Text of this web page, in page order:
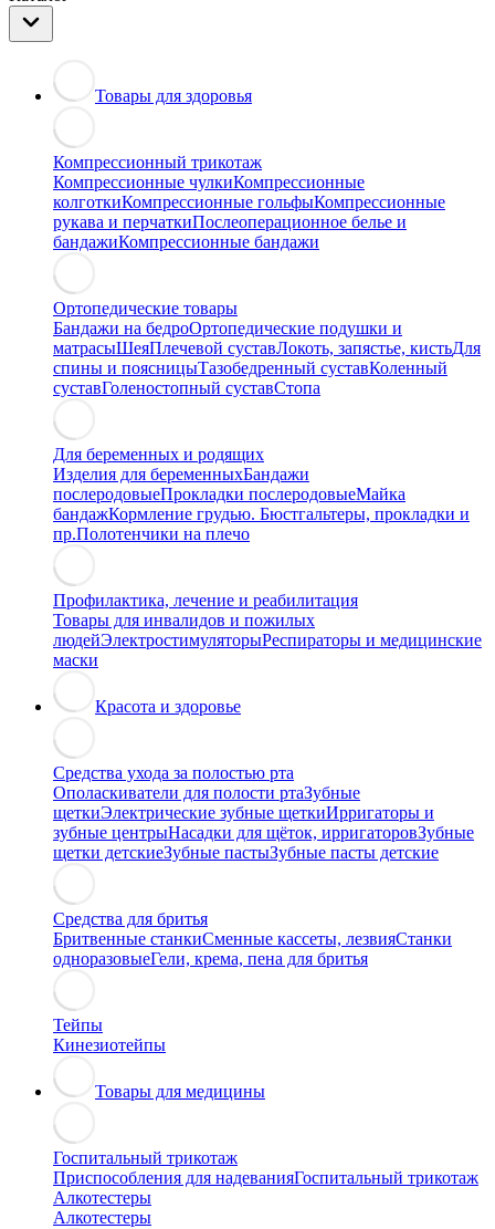
Товары для здоровья
Компрессионный трикотаж
Компрессионные чулкиКомпрессионные
колготкиКомпрессионные гольфыКомпрессионные
рукава и перчаткиПослеоперационное белье и
бандажиКомпрессионные бандажи
Ортопедические товары
Бандажи на бедроОртопедические подушки и
матрасыШеяПлечевой суставЛокоть, запястье, кистьДля
спины и поясницыТазобедренный суставКоленный
суставГоленостопный суставСтопа
Для беременных и родящих
Изделия для беременныхБандажи
послеродовыеПрокладки послеродовыеМайка
бандажКормление грудью. Бюстгальтеры, прокладки и
пр.Полотенчики на плечо
Профилактика, лечение и реабилитация
Товары для инвалидов и пожилых
людейЭлектростимуляторыРеспираторы и медицинские
маски
Красота и здоровье
Средства ухода за полостью рта
Ополаскиватели для полости ртаЗубные
щеткиЭлектрические зубные щеткиИрригаторы и
зубные центрыНасадки для щёток, ирригаторовЗубные
щетки детскиеЗубные пастыЗубные пасты детские
Средства для бритья
Бритвенные станкиСменные кассеты, лезвияСтанки
одноразовыеГели, крема, пена для бритья
Тейпы
Кинезиотейпы
Товары для медицины
Госпитальный трикотаж
Приспособления для надеванияГоспитальный трикотаж
Алкотестеры
Алкотестеры